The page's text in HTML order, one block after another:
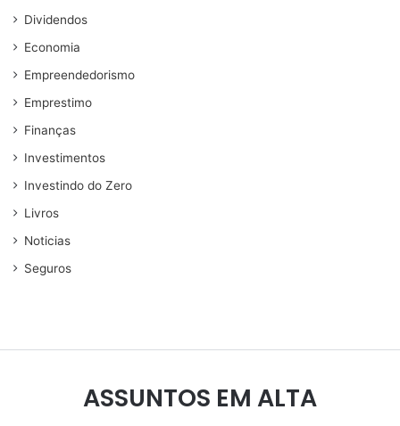
Dividendos
Economia
Empreendedorismo
Emprestimo
Finanças
Investimentos
Investindo do Zero
Livros
Noticias
Seguros
ASSUNTOS EM ALTA